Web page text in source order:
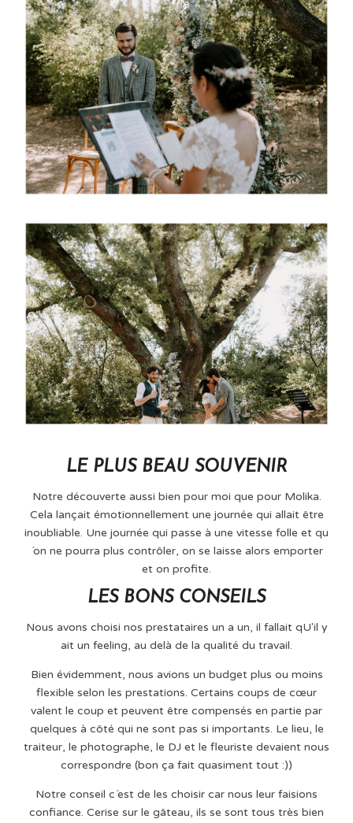
LE PLUS BEAU SOUVENIR
Notre découverte aussi bien pour moi que pour Molika.
Cela lançait émotionnellement une journée qui allait être
inoubliable. Une journée qui passe à une vitesse folle et qu
´on ne pourra plus contrôler, on se laisse alors emporter
et on profite.
LES BONS CONSEILS
Nous avons choisi nos prestataires un a un, il fallait qU'il y
ait un feeling, au delà de la qualité du travail.
Bien évidemment, nous avions un budget plus ou moins
flexible selon les prestations. Certains coups de cœur
valent le coup et peuvent être compensés en partie par
quelques à côté qui ne sont pas si importants. Le lieu, le
traiteur, le photographe, le DJ et le fleuriste devaient nous
correspondre (bon ça fait quasiment tout :))
Notre conseil c´est de les choisir car nous leur faisions
confiance. Cerise sur le gâteau, ils se sont tous très bien